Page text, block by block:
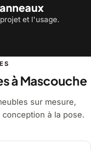
et l'usage.
à Mascouche
sur mesure,
à la pose.